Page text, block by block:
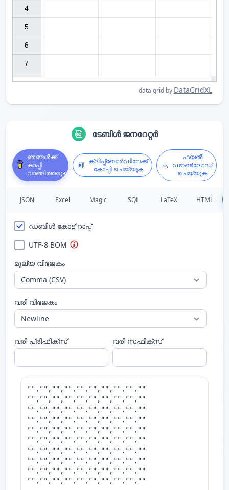
4
5
6
7
data grid by DataGridXL
ടേബിൾ ജനറേറ്റർ
ഞങ്ങൾക്ക്
കാപ്പി
വാങ്ങിത്തരുക
ക്ലിപ്പ്ബോർഡിലേക്ക്
കോപ്പി ചെയ്യുക
ഫയൽ
ഡൗൺലോഡ്
ചെയ്യുക
JSON Excel Magic SQL LaTeX HTML
ഡബിൾ കോട്ട് റാപ്പ്
UTF-8 BOM
മൂല്യ വിഭജകം
വരി വിഭജകം
വരി പ്രിഫിക്സ് വരി സഫിക്സ്